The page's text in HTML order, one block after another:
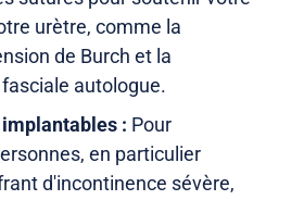
urètre, comme la
de Burch et la
autologue.
: Pour
en particulier
d'incontinence sévère,